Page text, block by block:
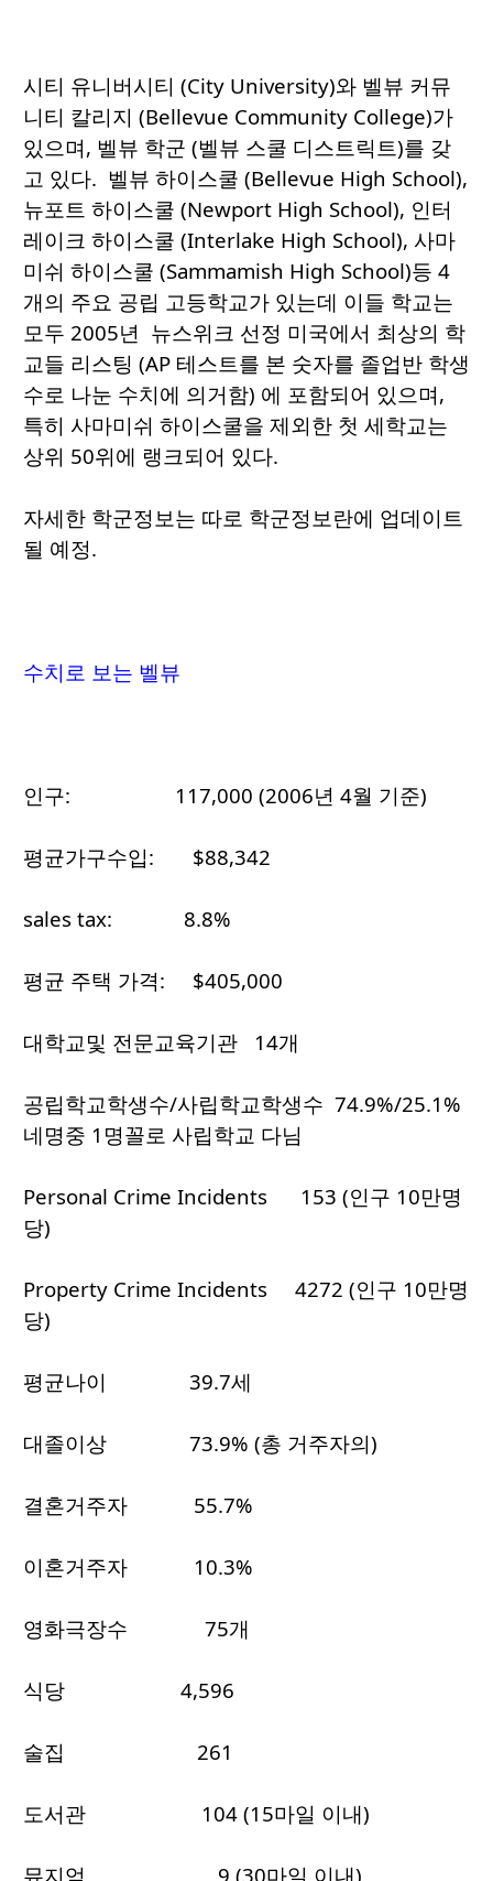
시티 유니버시티 (City University)와 벨뷰 커뮤
니티 칼리지 (Bellevue Community College)가
있으며, 벨뷰 학군 (벨뷰 스쿨 디스트릭트)를 갖
고 있다. 벨뷰 하이스쿨 (Bellevue High School),
뉴포트 하이스쿨 (Newport High School), 인터
레이크 하이스쿨 (Interlake High School), 사마
미쉬 하이스쿨 (Sammamish High School)등 4
개의 주요 공립 고등학교가 있는데 이들 학교는
모두 2005년 뉴스위크 선정 미국에서 최상의 학
교들 리스팅 (AP 테스트를 본 숫자를 졸업반 학생
수로 나눈 수치에 의거함) 에 포함되어 있으며,
특히 사마미쉬 하이스쿨을 제외한 첫 세학교는
상위 50위에 랭크되어 있다.
자세한 학군정보는 따로 학군정보란에 업데이트
될 예정.
수치로 보는 벨뷰
인구: 117,000 (2006년 4월 기준)
평균가구수입: $88,342
sales tax: 8.8%
평균 주택 가격: $405,000
대학교및 전문교육기관 14개
공립학교학생수/사립학교학생수 74.9%/25.1%
네명중 1명꼴로 사립학교 다님
Personal Crime Incidents 153 (인구 10만명
당)
Property Crime Incidents 4272 (인구 10만명
당)
평균나이 39.7세
대졸이상 73.9% (총 거주자의)
결혼거주자 55.7%
이혼거주자 10.3%
영화극장수 75개
식당 4,596
술집 261
도서관 104 (15마일 이내)
뮤지엄 9 (30마일 이내)